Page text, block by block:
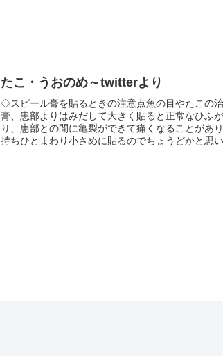
たこ・うおのめ～twitterより
◇スピール膏を貼るときの注意点魚の目やたこの
膏、患部よりはみだして大きく貼ると正常なひふ
り、患部との間に亀裂ができて痛くなることがあ
持ちひとまわり小さめに貼るのでちょうどかと思